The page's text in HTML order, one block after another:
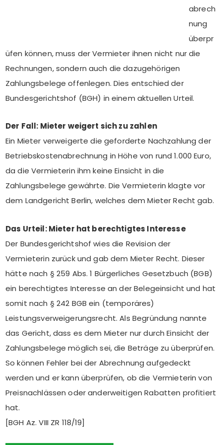
abrech
nung
überpr
üfen können, muss der Vermieter ihnen nicht nur die
Rechnungen, sondern auch die dazugehörigen
Zahlungsbelege offenlegen. Dies entschied der
Bundesgerichtshof (BGH) in einem aktuellen Urteil.
Der Fall: Mieter weigert sich zu zahlen
Ein Mieter verweigerte die geforderte Nachzahlung der
Betriebskostenabrechnung in Höhe von rund 1.000 Euro,
da die Vermieterin ihm keine Einsicht in die
Zahlungsbelege gewährte. Die Vermieterin klagte vor
dem Landgericht Berlin, welches dem Mieter Recht gab.
Das Urteil: Mieter hat berechtigtes Interesse
Der Bundesgerichtshof wies die Revision der
Vermieterin zurück und gab dem Mieter Recht. Dieser
hätte nach § 259 Abs. 1 Bürgerliches Gesetzbuch (BGB)
ein berechtigtes Interesse an der Belegeinsicht und hat
somit nach § 242 BGB ein (temporäres)
Leistungsverweigerungsrecht. Als Begründung nannte
das Gericht, dass es dem Mieter nur durch Einsicht der
Zahlungsbelege möglich sei, die Beträge zu überprüfen.
So können Fehler bei der Abrechnung aufgedeckt
werden und er kann überprüfen, ob die Vermieterin von
Preisnachlässen oder anderweitigen Rabatten profitiert
hat.
[BGH Az. VIII ZR 118/19]